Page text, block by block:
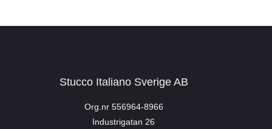
Stucco Italiano Sverige AB
Org.nr 556964-8966
Industrigatan 26